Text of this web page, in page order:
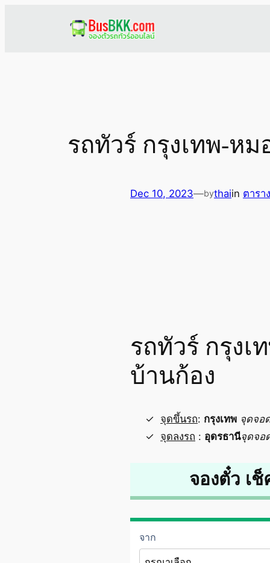
รถทัวร์ กรุงเทพ-ห
Dec 10, 2023—bythaiin ตารา
รถทัวร์ กรุงเ
บ้านก้อง
จุดขึ้นรถ: กรุงเทพ จุดจอ
จุดลงรถ : อุดรธานีจุดจอ
จองตั๋ว เ